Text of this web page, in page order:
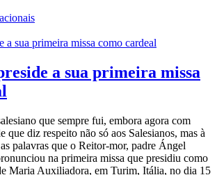
a sua primeira missa
que sempre fui, embora agora com
que diz respeito não só aos Salesianos, mas à
palavras que o Reitor-mor, padre Ángel
na primeira missa que presidiu como
Maria Auxiliadora, em Turim, Itália, no dia 15